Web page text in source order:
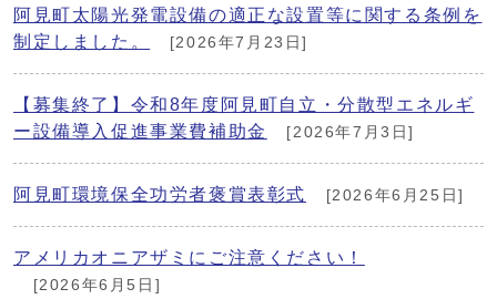
阿見町太陽光発電設備の適正な設置等に関する条例を
制定しました。
[2026年7月23日]
【募集終了】令和8年度阿見町自立・分散型エネルギ
ー設備導入促進事業費補助金
[2026年7月3日]
阿見町環境保全功労者褒賞表彰式 [2026年6月25日]
アメリカオニアザミにご注意ください！
[2026年6月5日]